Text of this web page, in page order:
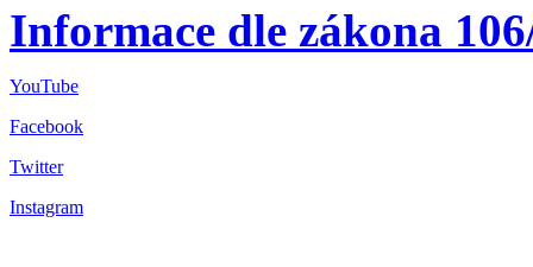
Informace dle zákona
YouTube
Facebook
Twitter
Instagram